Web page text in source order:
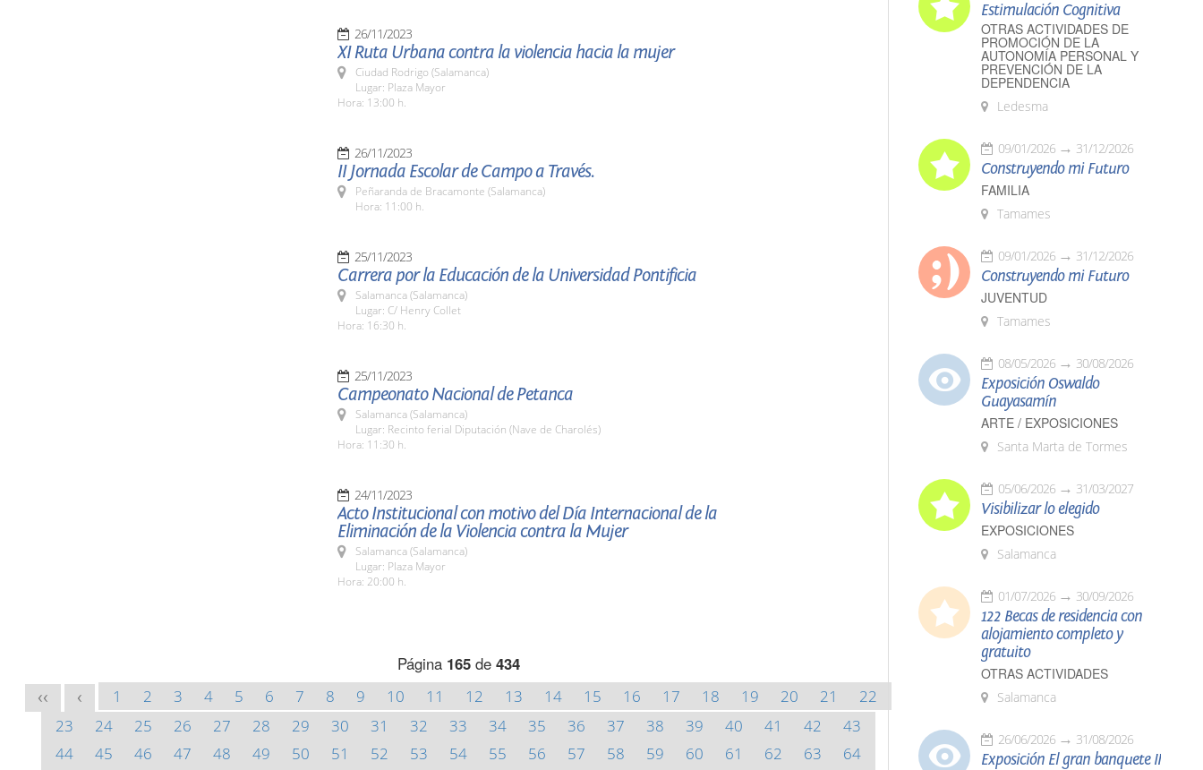
26/11/2023
XI Ruta Urbana contra la violencia hacia la mujer
Ciudad Rodrigo (Salamanca)
Lugar: Plaza Mayor
Hora: 13:00 h.
26/11/2023
II Jornada Escolar de Campo a Través.
Peñaranda de Bracamonte (Salamanca)
Hora: 11:00 h.
25/11/2023
Carrera por la Educación de la Universidad Pontificia
Salamanca (Salamanca)
Lugar: C/ Henry Collet
Hora: 16:30 h.
25/11/2023
Campeonato Nacional de Petanca
Salamanca (Salamanca)
Lugar: Recinto ferial Diputación (Nave de Charolés)
Hora: 11:30 h.
24/11/2023
Acto Institucional con motivo del Día Internacional de la
Eliminación de la Violencia contra la Mujer
Salamanca (Salamanca)
Lugar: Plaza Mayor
Hora: 20:00 h.
Página 165de 434
<< < 1 2 3 4 5 6 7 8 9 10 11 12 13 14 15 16 17 18 19 20 21
22
23
24 25 26 27 28 29 30 31 32 33 34 35 36 37 38 39 40 41 42
43
44
45 46 47 48 49 50 51 52 53 54 55 56 57 58 59 60 61 62 63
64
Estimulación Cognitiva
OTRAS ACTIVIDADES DE
PROMOCIÓN DE LA
AUTONOMÍA PERSONAL Y
PREVENCIÓN DE LA
DEPENDENCIA
Ledesma
09/01/2026 31/12/2026
Construyendo mi Futuro
FAMILIA
Tamames
09/01/2026 31/12/2026
Construyendo mi Futuro
JUVENTUD
Tamames
08/05/2026 30/08/2026
Exposición Oswaldo
Guayasamín
ARTE / EXPOSICIONES
Santa Marta de Tormes
05/06/2026 31/03/2027
Visibilizar lo elegido
EXPOSICIONES
Salamanca
01/07/2026 30/09/2026
122 Becas de residencia con
alojamiento completo y
gratuito
OTRAS ACTIVIDADES
Salamanca
26/06/2026 31/08/2026
Exposición El gran banquete II